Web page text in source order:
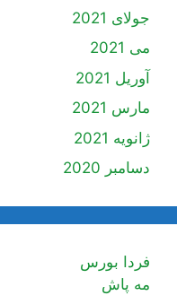
جولای 2021
می 2021
آوریل 2021
مارس 2021
ژانویه 2021
دسامبر 2020
فردا بورس
مه پاش